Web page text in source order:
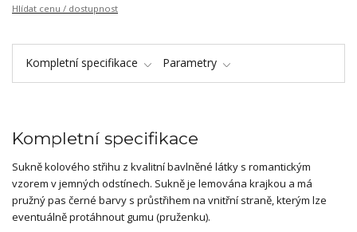
Hlídat cenu / dostupnost
Kompletní specifikace Parametry
Kompletní specifikace
Sukně kolového střihu z kvalitní bavlněné látky s romantickým
vzorem v jemných odstínech. Sukně je lemována krajkou a má
pružný pas černé barvy s průstřihem na vnitřní straně, kterým lze
eventuálně protáhnout gumu (pruženku).